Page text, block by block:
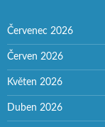
Červenec 2026
Červen 2026
Květen 2026
Duben 2026